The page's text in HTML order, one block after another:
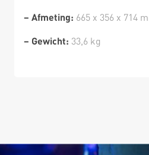
– Afmeting: 665 x 356 x 714
– Gewicht: 33,6 kg